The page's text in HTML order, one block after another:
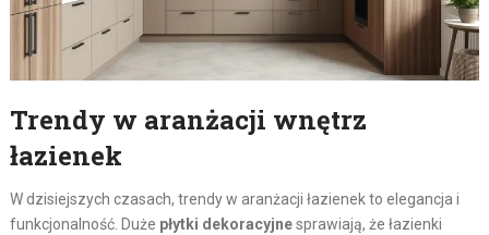
Trendy w aranżacji wnętrz
łazienek
W dzisiejszych czasach, trendy w aranżacji łazienek to elegancja i
funkcjonalność. Duże płytki dekoracyjnesprawiają, że łazienki